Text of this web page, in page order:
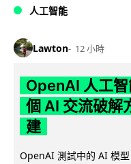
人工智能
Lawton 12 小時
OpenAI 人工
個 AI 交流破解
建
OpenAI 測試中的 AI 模